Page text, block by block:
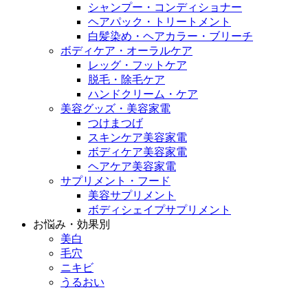
シャンプー・コンディショナー
ヘアパック・トリートメント
白髪染め・ヘアカラー・ブリーチ
ボディケア・オーラルケア
レッグ・フットケア
脱毛・除毛ケア
ハンドクリーム・ケア
美容グッズ・美容家電
つけまつげ
スキンケア美容家電
ボディケア美容家電
ヘアケア美容家電
サプリメント・フード
美容サプリメント
ボディシェイプサプリメント
お悩み・効果別
美白
毛穴
ニキビ
うるおい